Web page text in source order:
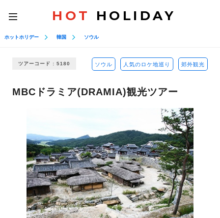
toggle
navigation
HOT HOLIDAY
ホットホリデー 韓国 ソウル
ツアーコード : 5180 ソウル 人気のロケ地巡り 郊外観光
MBCドラミア(DRAMIA)観光ツアー